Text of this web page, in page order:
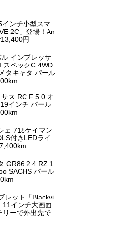
インチ小型スマ
2C」登場！An
円
インプレッサ
スペックC 4WD
タキャタ パール
ス RC F 5.0 オ
インチ パール
ェ 718ケイマン
付きLEDライ
GR86 2.4 RZ 1
SACHS パール
レット「Blackvi
11インチ大画面
リーで外出先で